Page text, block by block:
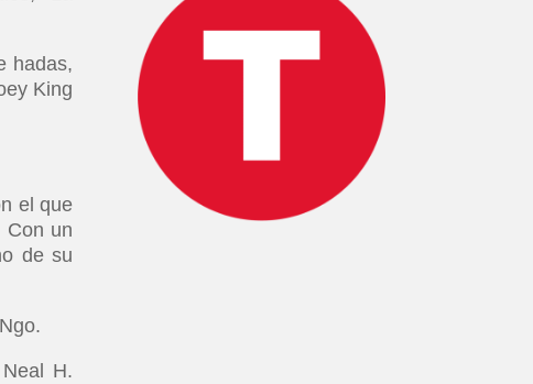
hadas,
King
el que
Con un
de su
H.